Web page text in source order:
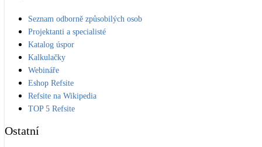
Seznam odborně způsobilých osob
Projektanti a specialisté
Katalog úspor
Kalkulačky
Webináře
Eshop Refsite
Refsite na Wikipedia
TOP 5 Refsite
Ostatní